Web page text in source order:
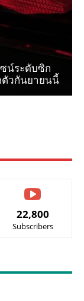
ซน์ระดับซิก
ตัวกันยายนนี้
22,800
Subscribers